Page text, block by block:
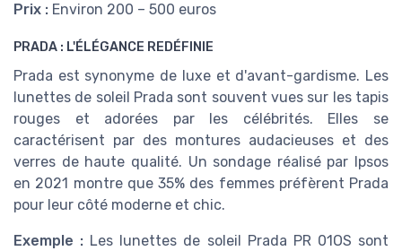
Prix : Environ 200 – 500 euros
PRADA : L'ÉLÉGANCE REDÉFINIE
Prada est synonyme de luxe et d'avant-gardisme. Les
lunettes de soleil Prada sont souvent vues sur les tapis
rouges et adorées par les célébrités. Elles se
caractérisent par des montures audacieuses et des
verres de haute qualité. Un sondage réalisé par Ipsos
en 2021 montre que 35% des femmes préfèrent Prada
pour leur côté moderne et chic.
Exemple : Les lunettes de soleil Prada PR 01OS sont